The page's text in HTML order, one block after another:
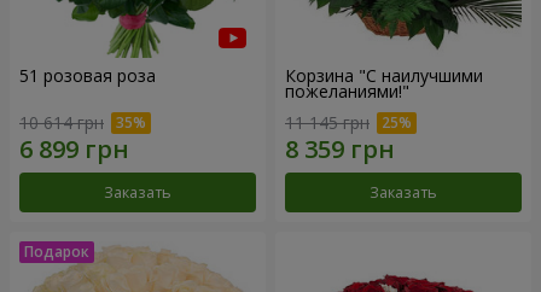
51 розовая роза
10 614 грн
Заказать
Корзина "С наилучшими
пожеланиями!"
11 145 грн
Заказать